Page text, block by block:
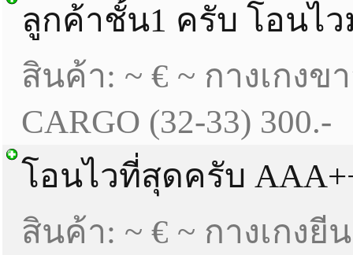
ลูกค้าชั้น1 ครับ โอนไ
สินค้า: ~ € ~ กางเกงข
CARGO (32-33) 300.-
โอนไวที่สุดครับ
สินค้า: ~ € ~ กางเกง